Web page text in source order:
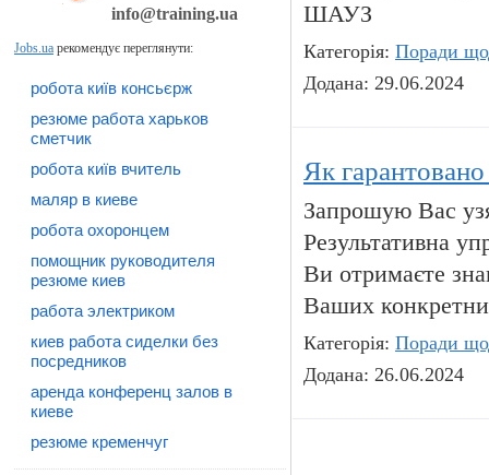
info@training.ua
Jobs.ua рекомендує переглянути:
робота київ консьєрж
резюме работа харьков
сметчик
робота київ вчитель
маляр в киеве
робота охоронцем
помощник руководителя
резюме киев
работа электриком
киев работа сиделки без
посредников
аренда конференц залов в
киеве
резюме кременчуг
ШАУЗ
Категорія: Поради
Додана: 29.06.2024
Як
Запрошую Вас
Результативна
Ви отримаєте
Ваших
Категорія: Поради
Додана: 26.06.2024